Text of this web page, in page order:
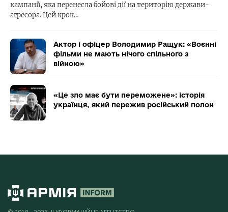
кампанії, яка перенесла бойові дії на територію держави-
агресора. Цей крок…
Актор і офіцер Володимир Ращук: «Воєнні
фільми не мають нічого спільного з
війною»
«Це зло має бути переможене»: історія
українця, який пережив російський полон